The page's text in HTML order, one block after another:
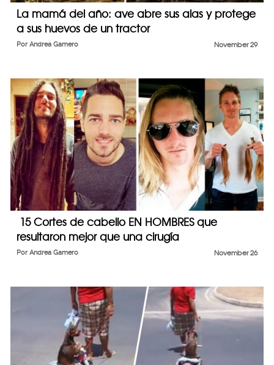
La mamá del año: ave abre sus alas y protege
a sus huevos de un tractor
November 29
Por Andrea Gamero
15 Cortes de cabello EN HOMBRES que
resultaron mejor que una cirugía
November 26
Por Andrea Gamero